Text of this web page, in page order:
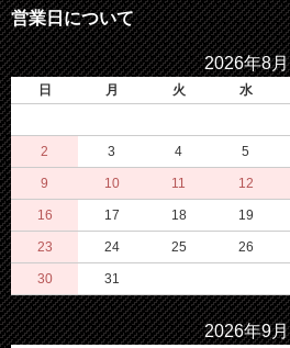
営業日について
2026年8月
日 月 火 水
2 3 4 5
9 10 11 12
16 17 18 19
23 24 25 26
30 31
2026年9月